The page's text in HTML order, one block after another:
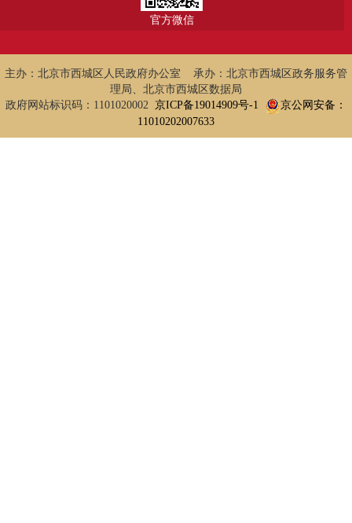
官方微信
主办：北京市西城区人民政府办公室 承办：北京市西城区政务服务管
理局、北京市西城区数据局
政府网站标识码：1101020002 京ICP备19014909号-1
京公网安备：
11010202007633